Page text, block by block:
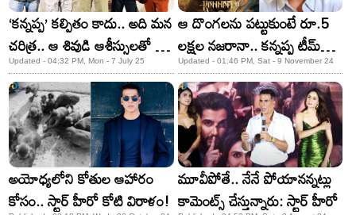
‘కన్నప్ప’ కల్పితం కాదు.. అది మన
చరిత్ర.. ఆ శివుడి ఆశీస్సులతో ఈ
శుక్రవారం నాది అవుతుంది..
మీడియా మీట్‌లో విష్ణు మంచు
Updated - 04:32 PM, Mon - 7 July 25
ఆ దొంగలను పట్టుకుంటే రూ.5
లక్షల నజరానా.. కన్నప్ప టీమ్
సంచలన ప్రకటన!
Updated - 01:46 PM, Sat - 9 November 24
అయోధ్యలోని కోతుల ఆహారం
కోసం.. స్టార్ హీరో కోటి విరాళం!
మూవీపోతే.. నేనే పోయానన్నట్లు
కామెంట్స్ చేస్తున్నారు: స్టార్ హీరో